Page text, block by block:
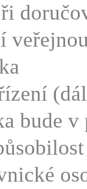
bude v